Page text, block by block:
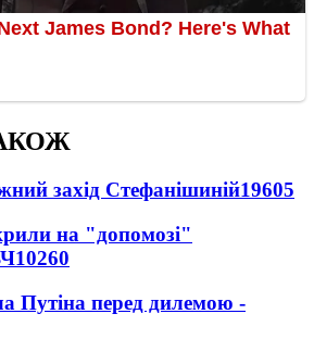
захід Стефанішиній19605
на "допомозі"
10260
Путіна перед дилемою -